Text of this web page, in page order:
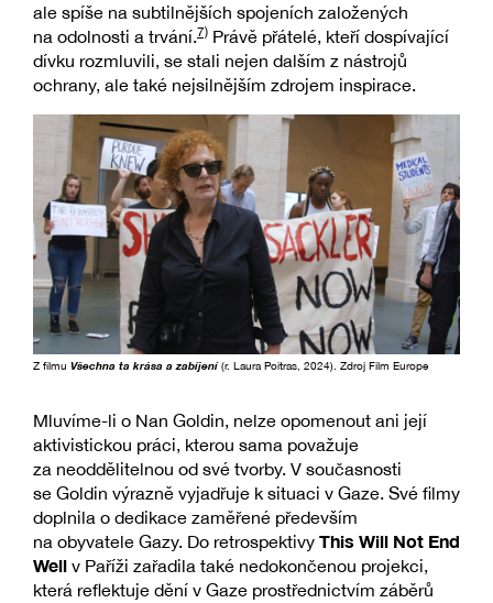
ale spíše na subtilnějších spojeních založených
na odolnosti a trvání. 7) Právě přátelé, kteří dospívající
dívku rozmluvili, se stali nejen dalším z nástrojů
ochrany, ale také nejsilnějším zdrojem inspirace.
Z filmu Všechna ta krása a zabíjení(r. Laura Poitras, 2024). Zdroj Film Europe
Mluvíme-li o Nan Goldin, nelze opomenout ani její
aktivistickou práci, kterou sama považuje
za neoddělitelnou od své tvorby. V současnosti
se Goldin výrazně vyjadřuje k situaci v Gaze. Své filmy
doplnila o dedikace zaměřené především
na obyvatele Gazy. Do retrospektivy This Will Not End
Well v Paříži zařadila také nedokončenou projekci,
která reflektuje dění v Gaze prostřednictvím záběrů